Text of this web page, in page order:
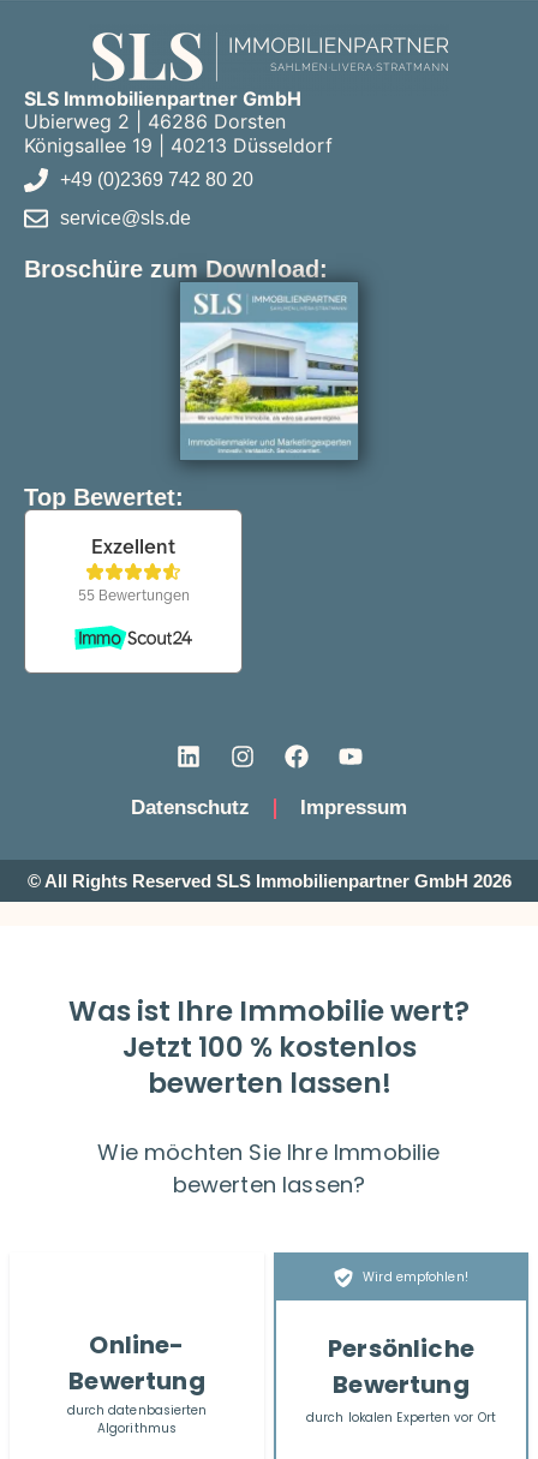
SLS Immobilienpartner GmbH
Ubierweg 2 | 46286 Dorsten
Königsallee 19 | 40213 Düsseldorf
+49 (0)2369 742 80 20
service@sls.de
Broschüre zum Download:
Top Bewertet:
Datenschutz Impressum
© All Rights Reserved SLS Immobilienpartner GmbH 2026